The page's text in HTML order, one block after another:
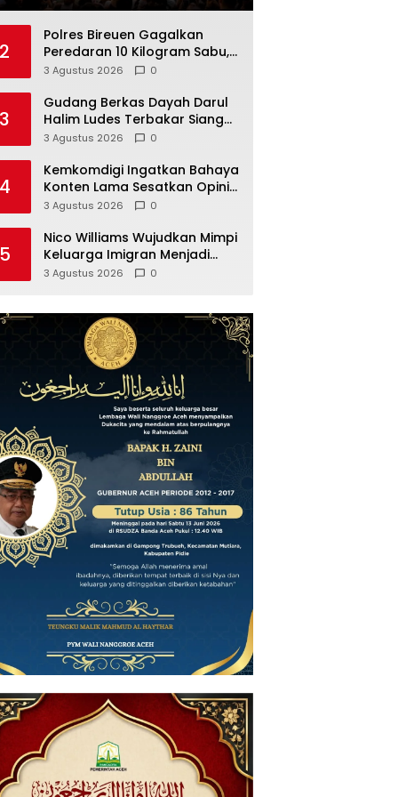
2
Polres Bireuen Gagalkan
Peredaran 10 Kilogram Sabu,
Dua Tersangka Ditahan
3 Agustus 2026 0
3
Gudang Berkas Dayah Darul
Halim Ludes Terbakar Siang
Hari
3 Agustus 2026 0
4
Kemkomdigi Ingatkan Bahaya
Konten Lama Sesatkan Opini
Publik
3 Agustus 2026 0
5
Nico Williams Wujudkan Mimpi
Keluarga Imigran Menjadi
Juara Dunia
3 Agustus 2026 0